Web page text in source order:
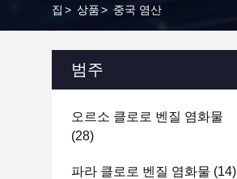
집 > 상품> 중국 염산
범주
오르소 클로로 벤질 염화물
(28)
파라 클로로 벤질 염화물 (14)